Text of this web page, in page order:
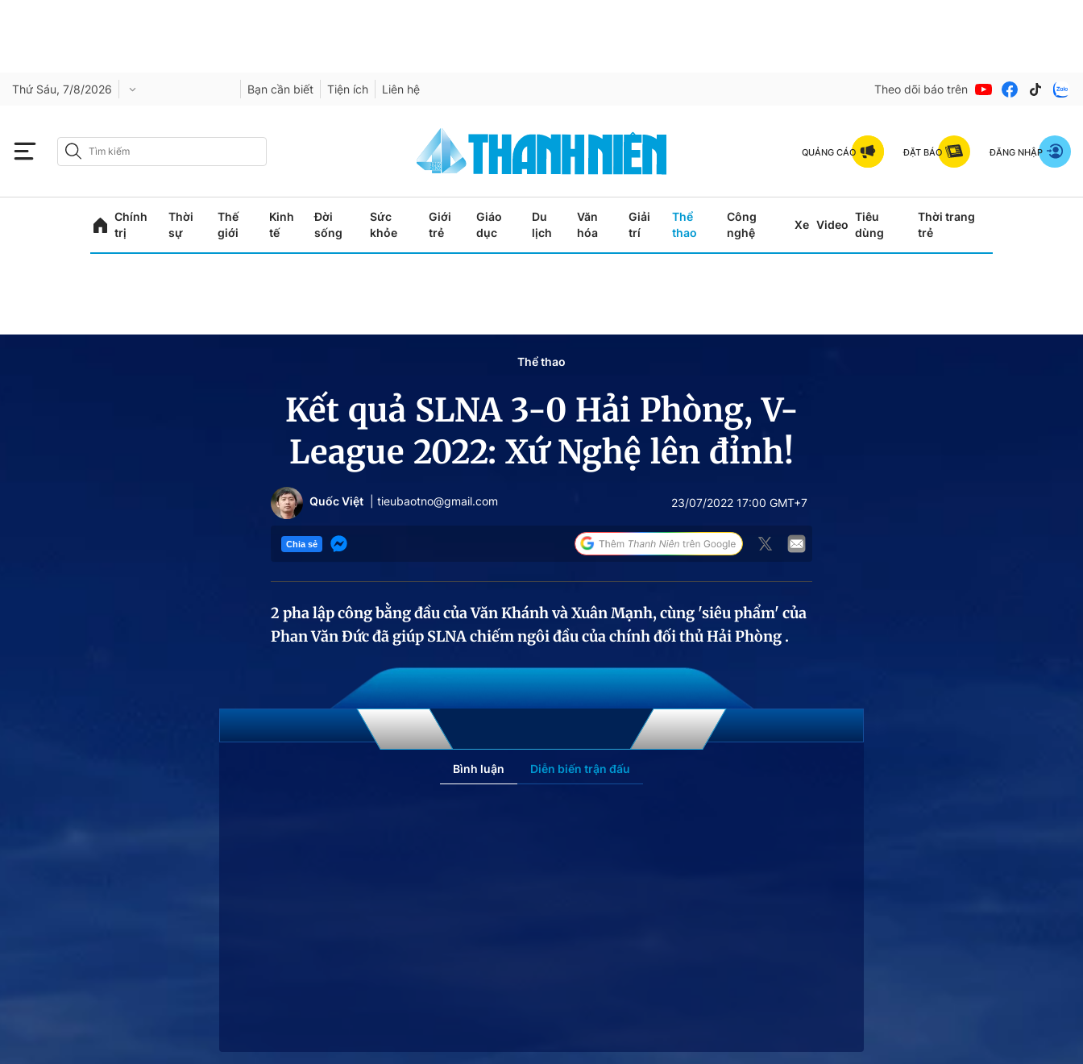
Thứ Sáu, 7/8/2026 Bạn cần biết Tiện ích Liên hệ Theo dõi báo trên
QUẢNG CÁO ĐẶT BÁO ĐĂNG NHẬP
Chính
trị
Thời
sự
Thế
giới
Kinh
tế
Đời
sống
Sức
khỏe
Giới
trẻ
Giáo
dục
Du
lịch
Văn
hóa
Giải
trí
Thể
thao
Công
nghệ
Xe Video
Tiêu
dùng
Thời trang
trẻ
Thể thao
Kết quả SLNA 3-0 Hải Phòng, V-
League 2022: Xứ Nghệ lên đỉnh!
Quốc Việt | tieubaotno@gmail.com 23/07/2022 17:00 GMT+7
Chia sẻ
2 pha lập công bằng đầu của Văn Khánh và Xuân Mạnh, cùng 'siêu phẩm' của
Phan Văn Đức đã giúp SLNA chiếm ngôi đầu của chính đối thủ Hải Phòng .
Bình luận Diễn biến trận đấu